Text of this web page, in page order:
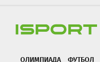
ОЛИМПИАДА ФУТБОЛ